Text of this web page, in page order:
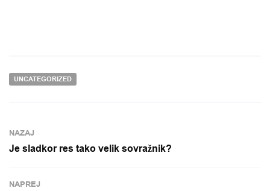
UNCATEGORIZED
NAZAJ
Je sladkor res tako velik sovražnik?
NAPREJ